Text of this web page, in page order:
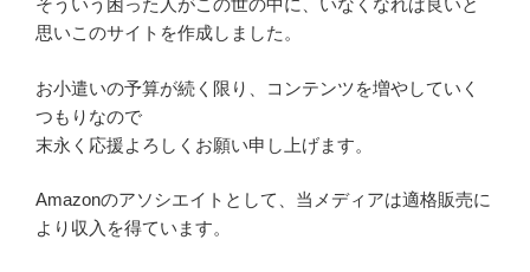
そういう困った人がこの世の中に、いなくなれば良いと
思いこのサイトを作成しました。
お小遣いの予算が続く限り、コンテンツを増やしていく
つもりなので
末永く応援よろしくお願い申し上げます。
Amazonのアソシエイトとして、当メディアは適格販売に
より収入を得ています。